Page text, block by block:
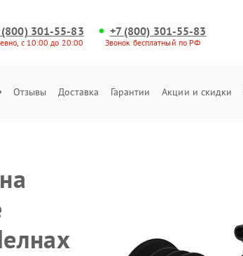
(800) 301-55-83
с 10:00 до 20:00
+7 (800) 301-55-83
Звонок бесплатный по РФ
Отзывы Доставка Гарантии Акции и скидки